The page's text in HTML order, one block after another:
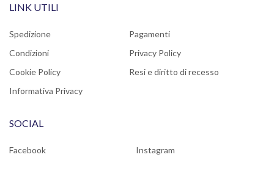
LINK UTILI
Spedizione
Pagamenti
Condizioni
Privacy Policy
Cookie Policy
Resi e diritto di recesso
Informativa Privacy
SOCIAL
Facebook Instagram